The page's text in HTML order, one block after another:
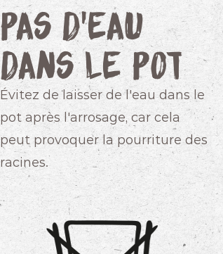
Pas d'eau
dans le pot
Évitez de laisser de l'eau dans le
pot après l'arrosage, car cela
peut provoquer la pourriture des
racines.